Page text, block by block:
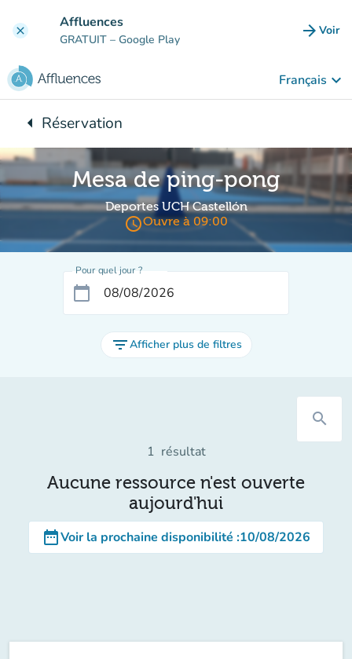
clear Affluences
GRATUIT – Google Play arrow_forward Voir
Français keyboard_arrow_down
arrow_leftRetour à :
Réservation
Mesa de ping-pong
Deportes UCH Castellón
access_timeOuvre à 09:00
Pour quel jour ?
calendar_today
filter_listAfficher plus de filtres
search
1 résultat
Aucune ressource n'est ouverte
aujourd'hui
date_rangeVoir la prochaine disponibilité :10/08/2026